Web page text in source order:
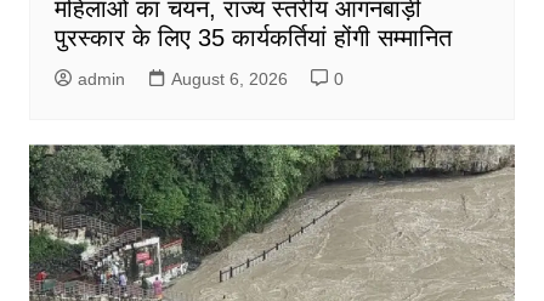
महिलाओं का चयन, राज्य स्तरीय आंगनबाड़ी
पुरस्कार के लिए 35 कार्यकर्तियां होंगी सम्मानित
admin August 6, 2026 0